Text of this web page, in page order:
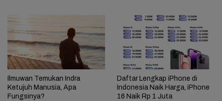
Ilmuwan Temukan Indra
Ketujuh Manusia, Apa
Fungsinya?
Daftar Lengkap iPhone di
Indonesia Naik Harga, iPhone
16 Naik Rp 1 Juta